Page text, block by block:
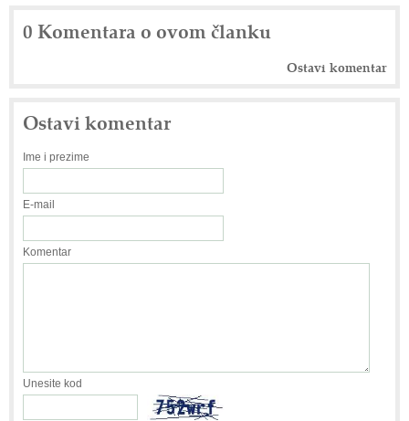
0 Komentara o ovom članku
Ostavi komentar
Ostavi komentar
Ime i prezime
E-mail
Komentar
Unesite kod